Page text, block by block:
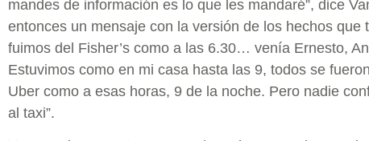
mandes de información es lo que les mandaré”, dice
entonces un mensaje con la versión de los hechos que
fuimos del Fisher’s como a las 6.30… venía Ernesto,
Estuvimos como en mi casa hasta las 9, todos se
Uber como a esas horas, 9 de la noche. Pero nadie
al taxi”.